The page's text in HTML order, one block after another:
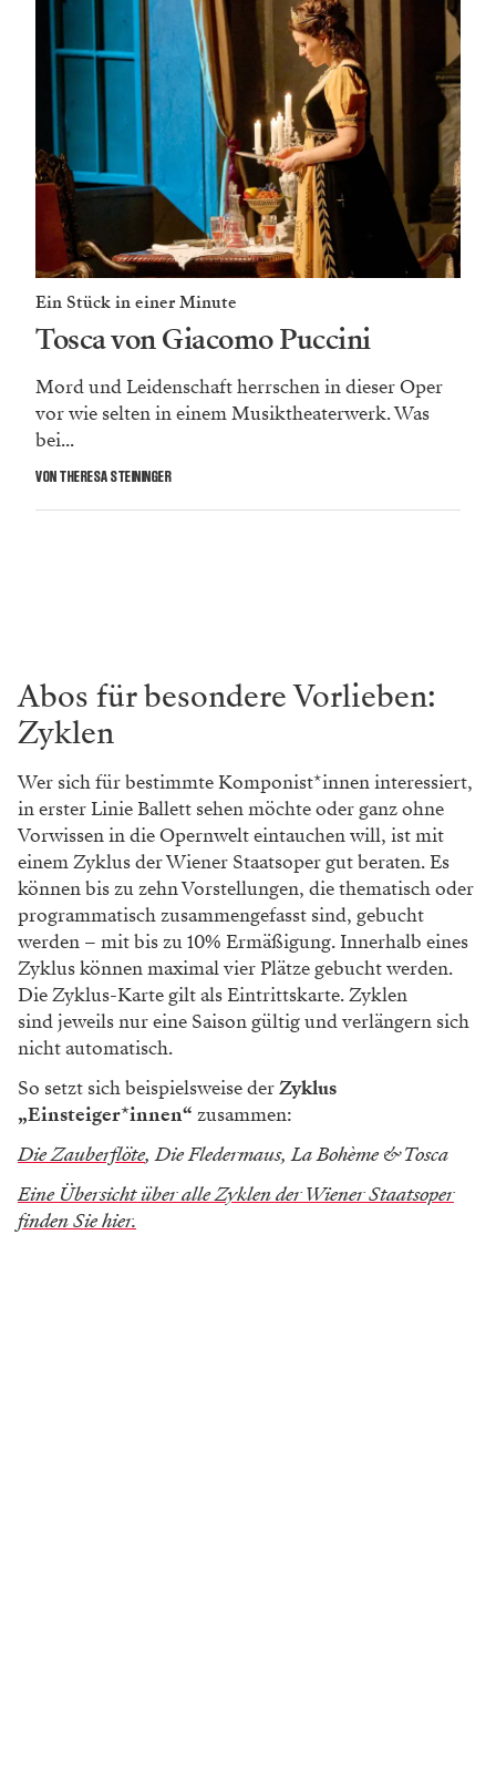
Ein Stück in einer Minute
Tosca von Giacomo Puccini
Mord und Leidenschaft herrschen in dieser Oper
vor wie selten in einem Musiktheaterwerk. Was
bei...
VON THERESA STEININGER
Abos für besondere Vorlieben:
Zyklen
Wer sich für bestimmte Komponist*innen interessiert,
in erster Linie Ballett sehen möchte oder ganz ohne
Vorwissen in die Opernwelt eintauchen will, ist mit
einem Zyklus der Wiener Staatsoper gut beraten. Es
können bis zu zehn Vorstellungen, die thematisch oder
programmatisch zusammengefasst sind, gebucht
werden – mit bis zu 10% Ermäßigung. Innerhalb eines
Zyklus können maximal vier Plätze gebucht werden.
Die Zyklus-Karte gilt als Eintrittskarte. Zyklen
sind jeweils nur eine Saison gültig und verlängern sich
nicht automatisch.
So setzt sich beispielsweise derZyklus
„Einsteiger*innen“ zusammen:
Die Zauberflöte, Die Fledermaus, La Bohème & Tosca
Eine Übersicht über alle Zyklen der Wiener Staatsoper
finden Sie hier.